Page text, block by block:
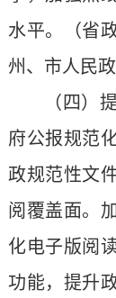
水平。（省
州、市人民
（四）
府公报规范
政规范性文
阅覆盖面。
化电子版阅
功能，提升